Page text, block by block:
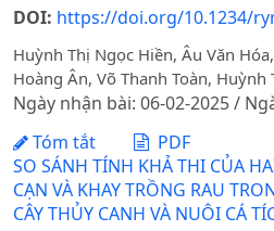
DOI: https://doi.org/10.1234/
Huỳnh Thị Ngọc Hiền, Âu Văn
Hoàng Ân, Võ Thanh Toàn,
Ngày nhận bài: 06-02-2025 /
Tóm tắt
PDF
SO SÁNH TÍNH KHẢ THI CỦA
CẠN VÀ KHAY TRỒNG RAU
CÂY THỦY CANH VÀ NUÔI CÁ